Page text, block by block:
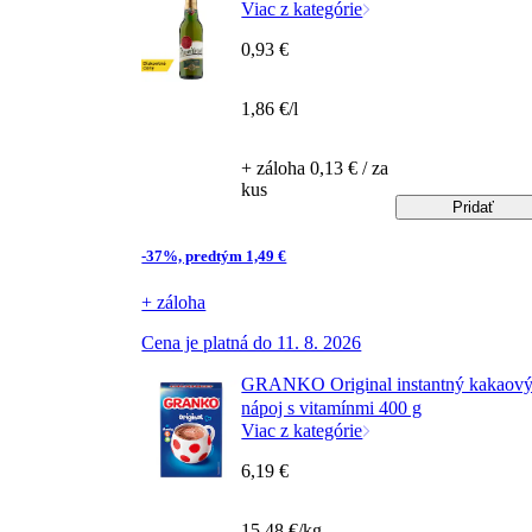
Viac z kategórie
-37%, predtým 1,49 €
+ záloha
Cena je platná do 11. 8. 2026
0,93 €
1,86 €/l
+ záloha 0,13 € / za
kus
Pridať
GRANKO Original instantný
nápoj s vitamínmi 400 g
Viac z kategórie
6,19 €